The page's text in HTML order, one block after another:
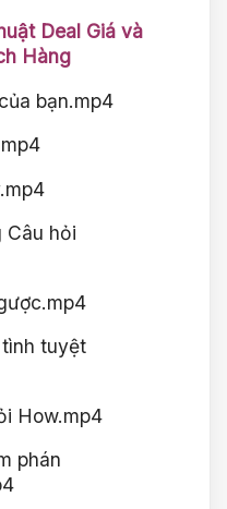
Deal Giá và
Hàng
bạn.mp4
Câu hỏi
tuyệt
How.mp4
phán